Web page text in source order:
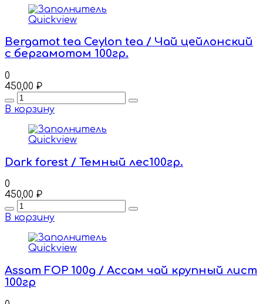
Quickview
Bergamot tea Ceylon tea / Чай цейлонский
с бергамотом 100гр.
0
450,00 ₽
Quantity
В корзину
Quickview
Dark forest / Темный лес100гр.
0
450,00 ₽
Quantity
В корзину
Quickview
Assam FOP 100g / Ассам чай крупный лист
100гр